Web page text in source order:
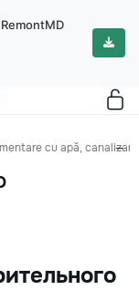
cu apă, canalizare